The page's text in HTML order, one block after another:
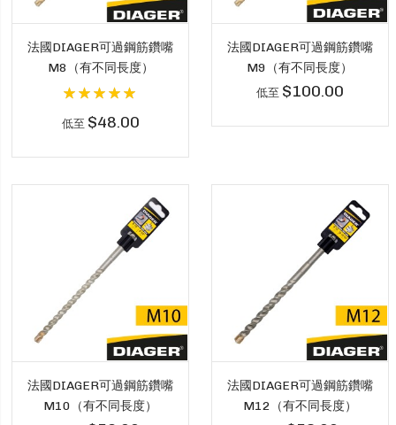
法國DIAGER可過鋼筋鑽嘴
M8（有不同長度）
評分:
低至 $48.00
法國DIAGER可過鋼筋鑽嘴
M9（有不同長度）
低至 $100.00
法國DIAGER可過鋼筋鑽嘴
M10（有不同長度）
法國DIAGER可過鋼筋鑽嘴
M12（有不同長度）